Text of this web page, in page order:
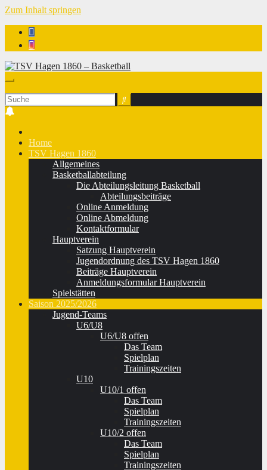
Zum Inhalt springen
Home
TSV Hagen 1860
Allgemeines
Basketballabteilung
Die Abteilungsleitung Basketball
Abteilungsbeiträge
Online Anmeldung
Online Abmeldung
Kontaktformular
Hauptverein
Satzung Hauptverein
Jugendordnung des TSV Hagen 1860
Beiträge Hauptverein
Anmeldungsformular Hauptverein
Spielstätten
Saison 2025/2026
Jugend-Teams
U6/U8
U6/U8 offen
Das Team
Spielplan
Trainingszeiten
U10
U10/1 offen
Das Team
Spielplan
Trainingszeiten
U10/2 offen
Das Team
Spielplan
Trainingszeiten